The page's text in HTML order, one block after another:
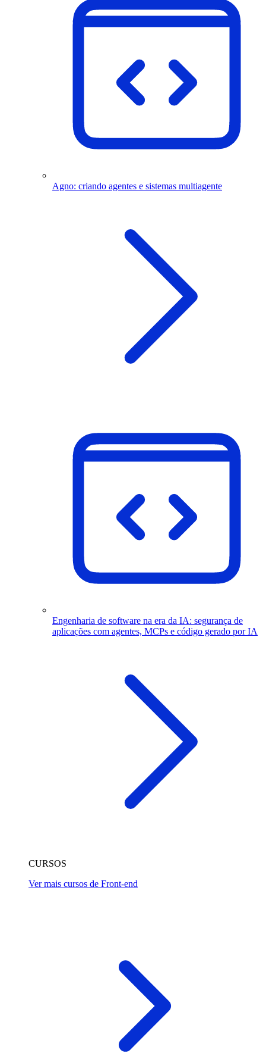
Agno: criando agentes e sistemas multiagente
Engenharia de software na era da IA: segurança de
aplicações com agentes, MCPs e código gerado por IA
CURSOS
Ver mais cursos de Front-end